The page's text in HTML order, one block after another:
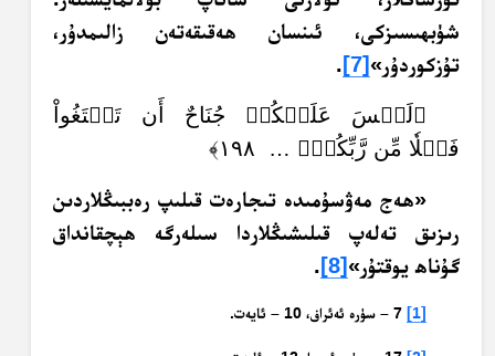
شۈبھىسىزكى، ئىنسان ھەقىقەتەن زالىمدۇر،
تۇزكوردۇر» [7]
.
﴿لَيۡسَ عَلَيۡكُمۡ جُنَاحٌ أَن تَبۡتَغُواْ
فَضۡلٗا مِّن رَّبِّكُمۡۚ … ١٩٨﴾
«ھەج مەۋسۇمىدە تىجارەت قىلىپ رەببىڭلاردىن
رىزىق تەلەپ قىلىشىڭلاردا سىلەرگە ھېچقانداق
گۇناھ يوقتۇر» [8]
.
[1] 7 – سۈرە ئەئراف، 10 – ئايەت.